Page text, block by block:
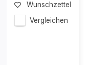
Wunschzettel
Vergleichen